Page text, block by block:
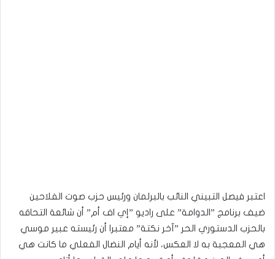
اعتبر فيصل التبيني النائب بالبرلمان ورئيس حزب صوت الفلاحين
ضيف برنامج ”الدوامة” على راديو ”إي اف أم” أن شائعة التحاقه
بالحزب الدستوري الحر ”آخر نكتة” معتبرا أن رئيسته عبير موسي
هي المعجبة به لا العكس، لأنه أيام النضال الفعلي ما كانت هي